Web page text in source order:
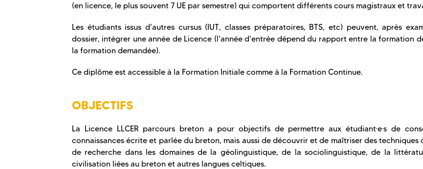
(en licence, le plus souvent 7 UE par semestre) qui comportent différents cours magistraux et
Les étudiants issus d'autres cursus (IUT, classes préparatoires, BTS, etc) peuvent, après
dossier, intégrer une année de Licence (l'année d'entrée dépend du rapport entre la formation
la formation demandée).
Ce diplôme est accessible à la Formation Initiale comme à la Formation Continue.
OBJECTIFS
La Licence LLCER parcours breton a pour objectifs de permettre aux étudiant·e·s de
connaissances écrite et parlée du breton, mais aussi de découvrir et de maîtriser des techniques
de recherche dans les domaines de la géolinguistique, de la sociolinguistique, de la
civilisation liées au breton et autres langues celtiques.